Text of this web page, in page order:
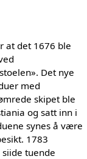
at det 1676 ble
Det nye
med
skipet ble
og satt inn i
synes å være
1783
tuende